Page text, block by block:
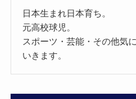
日本生まれ日本育ち。
元高校球児。
スポーツ・芸能・その他気
いきます。